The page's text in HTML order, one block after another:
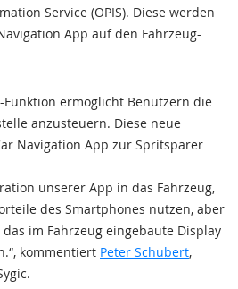
Service (OPIS). Diese werden
App auf den Fahrzeug-
ermöglicht Benutzern die
anzusteuern. Diese neue
Navigation App zur Spritsparer
unserer App in das Fahrzeug,
des Smartphones nutzen, aber
im Fahrzeug eingebaute Display
kommentiert Peter Schubert,